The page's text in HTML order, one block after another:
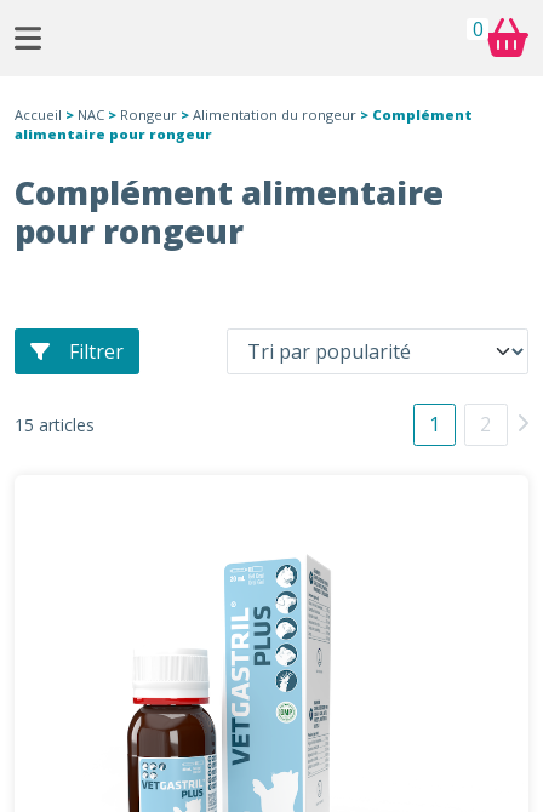
0
Accueil > NAC > Rongeur > Alimentation du rongeur > Complément
alimentaire pour rongeur
Complément alimentaire
pour rongeur
Filtrer
15 articles 1 2